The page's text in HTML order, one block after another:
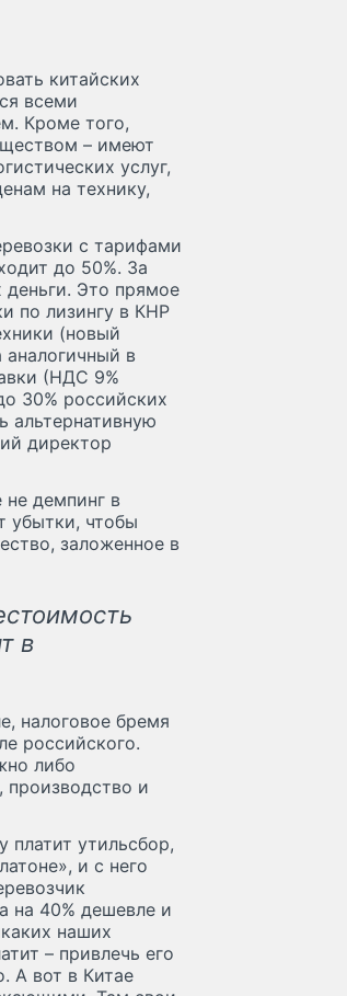
китайских
всеми
Кроме того,
– имеют
услуг,
на технику,
с тарифами
до 50%. За
деньги. Это прямое
по лизингу в КНР
(новый
в
(НДС 9%
30% российских
альтернативную
директор
демпинг в
убытки, чтобы
заложенное в
в
налоговое бремя
российского.
либо
производство и
платит утильсбор,
и с него
на 40% дешевле и
наших
– привлечь его
А вот в Китае